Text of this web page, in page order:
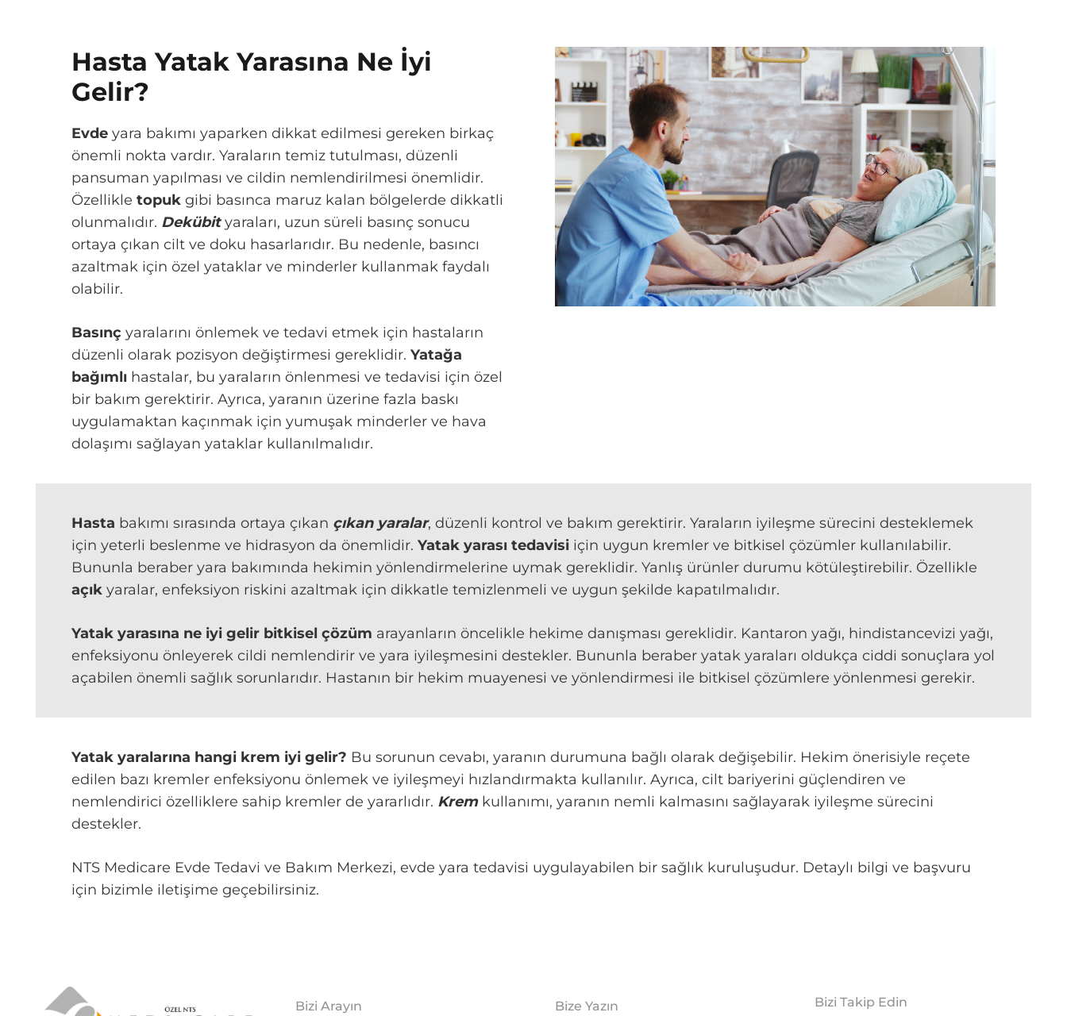
Hasta Yatak Yarasına Ne İyi
Gelir?
Evde yara bakımı yaparken dikkat edilmesi gereken birkaç
önemli nokta vardır. Yaraların temiz tutulması, düzenli
pansuman yapılması ve cildin nemlendirilmesi önemlidir.
Özellikle topuk gibi basınca maruz kalan bölgelerde dikkatli
olunmalıdır. Dekübityaraları, uzun süreli basınç sonucu
ortaya çıkan cilt ve doku hasarlarıdır. Bu nedenle, basıncı
azaltmak için özel yataklar ve minderler kullanmak faydalı
olabilir.
Basınç yaralarını önlemek ve tedavi etmek için hastaların
düzenli olarak pozisyon değiştirmesi gereklidir. Yatağa
bağımlı hastalar, bu yaraların önlenmesi ve tedavisi için özel
bir bakım gerektirir. Ayrıca, yaranın üzerine fazla baskı
uygulamaktan kaçınmak için yumuşak minderler ve hava
dolaşımı sağlayan yataklar kullanılmalıdır.
Hasta bakımı sırasında ortaya çıkan çıkan yaralar, düzenli kontrol ve bakım gerektirir. Yaraların iyileşme sürecini desteklemek
için yeterli beslenme ve hidrasyon da önemlidir. Yatak yarası tedavisi için uygun kremler ve bitkisel çözümler kullanılabilir.
Bununla beraber yara bakımında hekimin yönlendirmelerine uymak gereklidir. Yanlış ürünler durumu kötüleştirebilir. Özellikle
açık yaralar, enfeksiyon riskini azaltmak için dikkatle temizlenmeli ve uygun şekilde kapatılmalıdır.
Yatak yarasına ne iyi gelir bitkisel çözüm arayanların öncelikle hekime danışması gereklidir. Kantaron yağı, hindistancevizi yağı,
enfeksiyonu önleyerek cildi nemlendirir ve yara iyileşmesini destekler. Bununla beraber yatak yaraları oldukça ciddi sonuçlara yol
açabilen önemli sağlık sorunlarıdır. Hastanın bir hekim muayenesi ve yönlendirmesi ile bitkisel çözümlere yönlenmesi gerekir.
Yatak yaralarına hangi krem iyi gelir? Bu sorunun cevabı, yaranın durumuna bağlı olarak değişebilir. Hekim önerisiyle reçete
edilen bazı kremler enfeksiyonu önlemek ve iyileşmeyi hızlandırmakta kullanılır. Ayrıca, cilt bariyerini güçlendiren ve
nemlendirici özelliklere sahip kremler de yararlıdır. Kremkullanımı, yaranın nemli kalmasını sağlayarak iyileşme sürecini
destekler.
NTS Medicare Evde Tedavi ve Bakım Merkezi, evde yara tedavisi uygulayabilen bir sağlık kuruluşudur. Detaylı bilgi ve başvuru
için bizimle iletişime geçebilirsiniz.
Bizi Arayın Bize Yazın Bizi Takip Edin